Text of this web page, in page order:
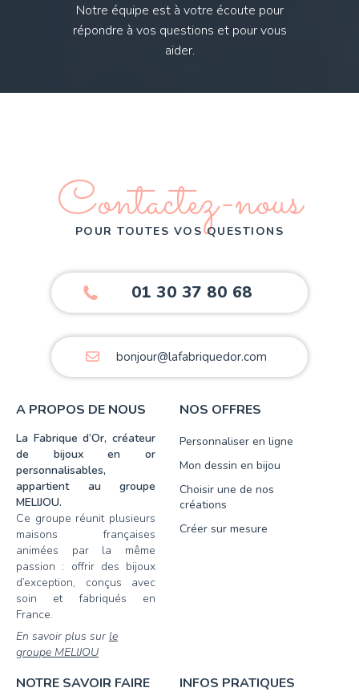
Notre équipe est à votre écoute pour
répondre à vos questions et pour vous
aider.
Contactez-nous
POUR TOUTES VOS QUESTIONS
01 30 37 80 68
bonjour@lafabriquedor.com
A PROPOS DE NOUS
La Fabrique d’Or, créateur
de bijoux en or
personnalisables,
appartient au groupe
MELIJOU.
Ce groupe réunit plusieurs
maisons françaises
animées par la même
passion : offrir des bijoux
d’exception, conçus avec
soin et fabriqués en
France.
En savoir plus sur le
groupe MELIJOU
NOS OFFRES
Personnaliser en ligne
Mon dessin en bijou
Choisir une de nos
créations
Créer sur mesure
NOTRE SAVOIR FAIRE INFOS PRATIQUES